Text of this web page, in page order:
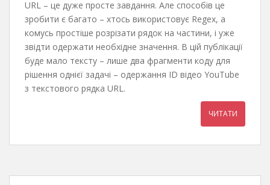
URL – це дуже просте завдання. Але способів це
зробити є багато – хтось використовує Regex, а
комусь простіше розрізати рядок на частини, і уже
звідти одержати необхідне значення. В цій публікації
буде мало тексту – лише два фрагменти коду для
рішення однієї задачі – одержання ID відео YouTube
з текстового рядка URL.
ЧИТАТИ